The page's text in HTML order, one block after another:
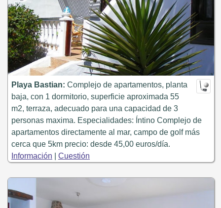
Playa Bastian: Complejo de apartamentos, planta
baja, con 1 dormitorio, superficie aproximada 55
m2, terraza, adecuado para una capacidad de 3
personas maxima. Especialidades: Íntino Complejo de
apartamentos directamente al mar, campo de golf más
cerca que 5km precio: desde 45,00 euros/día.
Información
Cuestión